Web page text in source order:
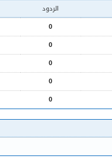
الردود
0
0
0
0
0